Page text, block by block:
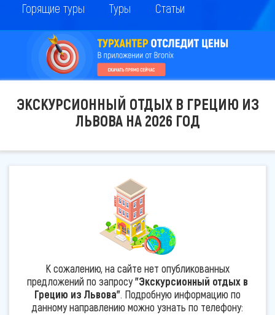
Горящие туры Туры Статьи
ЭКСКУРСИОННЫЙ ОТДЫХ В ГРЕЦИЮ ИЗ
ЛЬВОВА НА 2026 ГОД
К сожалению, на сайте нет опубликованных
предложений по запросу"Экскурсионный отдых в
Грецию из Львова". Подробную информацию по
данному направлению можно узнать по телефону: